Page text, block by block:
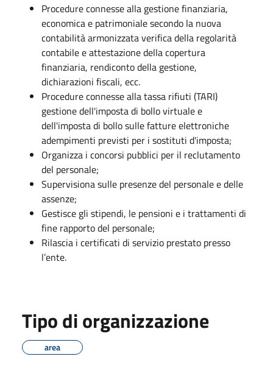
Procedure connesse alla gestione finanziaria,
economica e patrimoniale secondo la nuova
contabilità armonizzata verifica della regolarità
contabile e attestazione della copertura
finanziaria, rendiconto della gestione,
dichiarazioni fiscali, ecc.
Procedure connesse alla tassa rifiuti (TARI)
gestione dell'imposta di bollo virtuale e
dell'imposta di bollo sulle fatture elettroniche
adempimenti previsti per i sostituti d'imposta;
Organizza i concorsi pubblici per il reclutamento
del personale;
Supervisiona sulle presenze del personale e delle
assenze;
Gestisce gli stipendi, le pensioni e i trattamenti di
fine rapporto del personale;
Rilascia i certificati di servizio prestato presso
l’ente.
Tipo di organizzazione
area